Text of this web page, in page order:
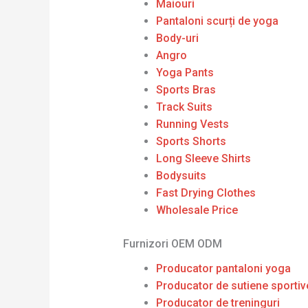
Maiouri
Pantaloni scurți de yoga
Body-uri
Angro
Yoga Pants
Sports Bras
Track Suits
Running Vests
Sports Shorts
Long Sleeve Shirts
Bodysuits
Fast Drying Clothes
Wholesale Price
Furnizori OEM ODM
Producator pantaloni yoga
Producator de sutiene
Producator de treninguri